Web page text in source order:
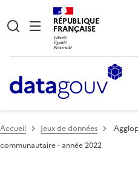
RÉPUBLIQUE
FRANÇAISE
Accueil Jeux de données
communautaire - année 2022